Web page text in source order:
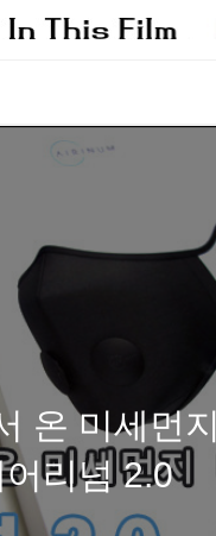
온 미세먼지
리넘 2.0